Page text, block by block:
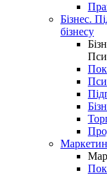
Бізнес.
бізнесу